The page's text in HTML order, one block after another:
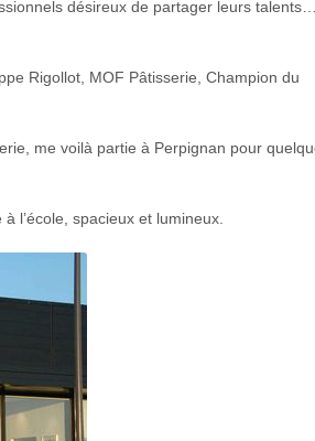
désireux de partager leurs
Rigollot, MOF Pâtisserie, Champion du
me voilà partie à Perpignan pour
l’école, spacieux et lumineux.